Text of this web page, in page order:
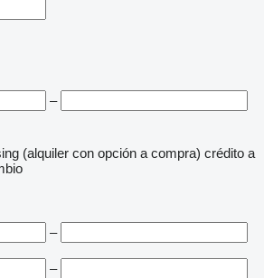
–
(alquiler con opción a compra) crédito a
–
–